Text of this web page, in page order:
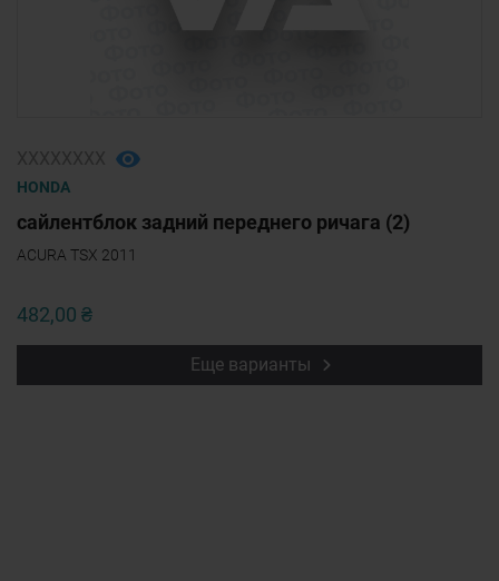
HONDA
сайлентблок задний переднего ричага (2)
ACURA TSX 2011
482,00 ₴
Еще варианты